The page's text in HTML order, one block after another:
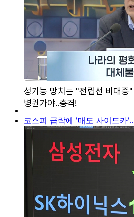
코스피 급락에 '매도 사이드카